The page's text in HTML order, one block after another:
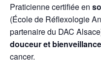
Praticienne certifiée en
(École de Réflexologie
partenaire du DAC
douceur et bienveillance
cancer.